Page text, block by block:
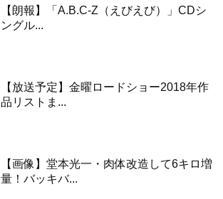
【朗報】「A.B.C-Z（えびえび）」CDシ
ングル...
【放送予定】金曜ロードショー2018年作
品リストま...
【画像】堂本光一・肉体改造して6キロ増
量！バッキバ...